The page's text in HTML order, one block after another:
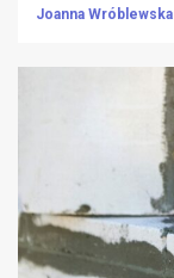
Joanna Wróblewska